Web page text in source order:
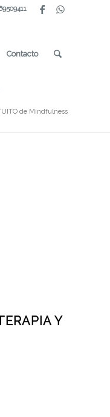
Contacto
de Mindfulness
Y